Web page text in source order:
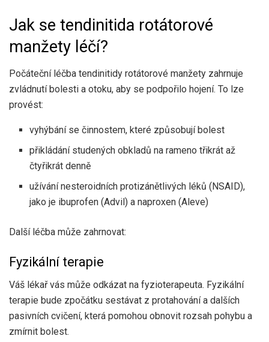
Jak se tendinitida rotátorové
manžety léčí?
Počáteční léčba tendinitidy rotátorové manžety zahrnuje
zvládnutí bolesti a otoku, aby se podpořilo hojení. To lze
provést:
vyhýbání se činnostem, které způsobují bolest
přikládání studených obkladů na rameno třikrát až
čtyřikrát denně
užívání nesteroidních protizánětlivých léků (NSAID),
jako je ibuprofen (Advil) a naproxen (Aleve)
Další léčba může zahrnovat:
Fyzikální terapie
Váš lékař vás může odkázat na fyzioterapeuta. Fyzikální
terapie bude zpočátku sestávat z protahování a dalších
pasivních cvičení, která pomohou obnovit rozsah pohybu a
zmírnit bolest.